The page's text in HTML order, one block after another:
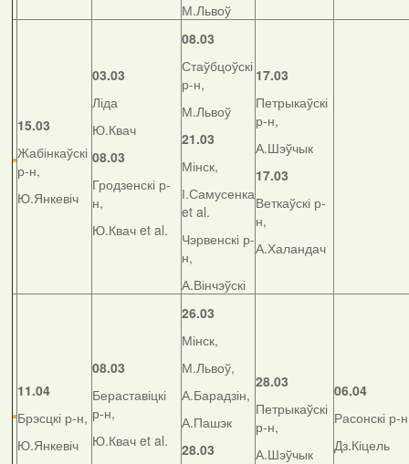
М.Львоў
15.03
Жабінкаўскі
р-н,
Ю.Янкевіч
03.03
Ліда
Ю.Квач
08.03
Гродзенскі р-
н,
Ю.Квач et al.
08.03
Стаўбцоўскі
р-н,
М.Львоў
21.03
Мінск,
І.Самусенка
et al.
Чэрвенскі р-
н,
А.Вінчэўскі
17.03
Петрыкаўскі
р-н,
А.Шэўчык
17.03
Веткаўскі р-
н,
А.Халандач
11.04
Брэсцкі р-н,
Ю.Янкевіч
08.03
Бераставіцкі
р-н,
Ю.Квач et al.
26.03
Мінск,
М.Львоў,
А.Барадзін,
А.Пашэк
28.03
28.03
Петрыкаўскі
р-н,
А.Шэўчык
06.04
Расонскі р-
Дз.Кіцель